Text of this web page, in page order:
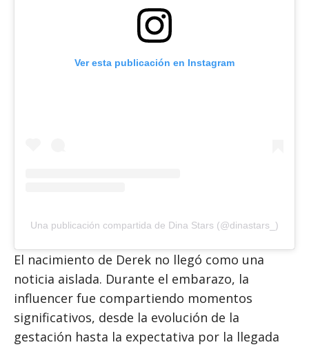
Ver esta publicación en Instagram
Una publicación compartida de Dina Stars (@dinastars_)
El nacimiento de Derek no llegó como una
noticia aislada. Durante el embarazo, la
influencer fue compartiendo momentos
significativos, desde la evolución de la
gestación hasta la expectativa por la llegada